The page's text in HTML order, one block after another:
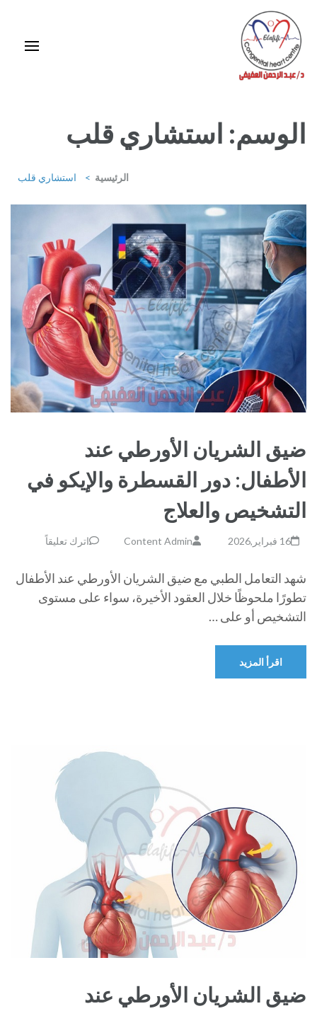
المحتوى
(اضغط
Enter)
الوسم: استشاري قلب
الرئيسية > استشاري قلب
ضيق الشريان الأورطي عند
الأطفال: دور القسطرة والإيكو في
التشخيص والعلاج
16 فبراير,2026 Content Admin اترك تعليقاً
شهد التعامل الطبي مع ضيق الشريان الأورطي عند الأطفال
تطورًا ملحوظًا خلال العقود الأخيرة، سواء على مستوى
التشخيص أو على …
اقرأ المزيد
ضيق الشريان الأورطي عند